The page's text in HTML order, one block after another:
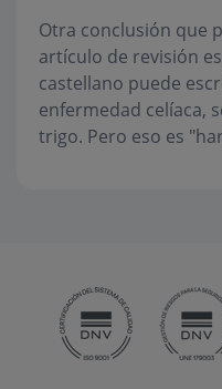
Otra conclusión que
artículo de revisión
castellano puede
enfermedad celíaca,
trigo. Pero eso es